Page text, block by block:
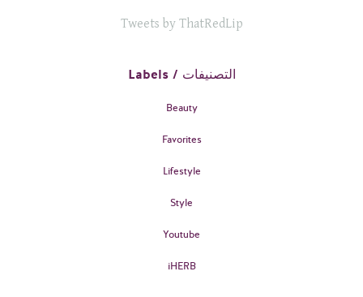
Tweets by ThatRedLip
Labels / التصنيفات
Beauty
Favorites
Lifestyle
Style
Youtube
iHERB